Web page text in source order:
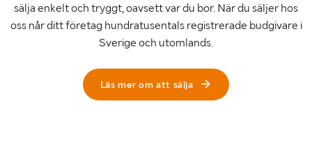
sälja enkelt och tryggt, oavsett var du bor. När du säljer hos
oss når ditt företag hundratusentals registrerade budgivare i
Sverige och utomlands.
Läs mer om att sälja